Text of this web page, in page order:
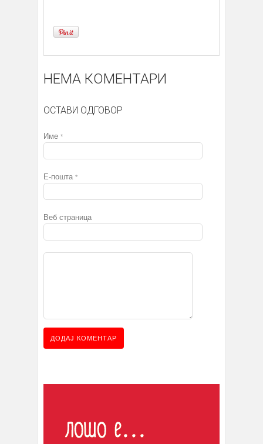
НЕМА КОМЕНТАРИ
ОСТАВИ ОДГОВОР
Име *
Е-пошта *
Веб страница